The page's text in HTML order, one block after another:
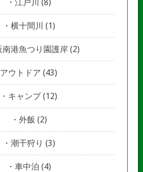
江戸川 (8)
横十間川 (1)
南港魚つり園護岸 (2)
アウトドア (43)
キャンプ(12)
外飯 (2)
潮干狩り (3)
車中泊 (4)